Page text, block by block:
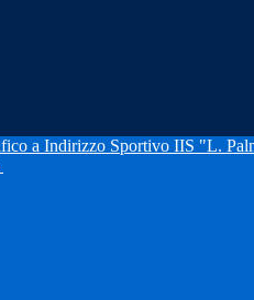
IIS "L.